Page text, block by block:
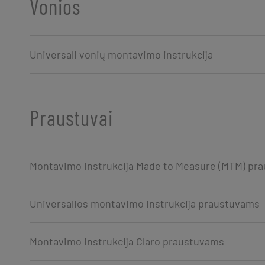
Vonios
Universali vonių montavimo instrukcija
Praustuvai
Montavimo instrukcija Made to Measure (MTM)
Universalios montavimo instrukcija praustuvams
Montavimo instrukcija Claro praustuvams